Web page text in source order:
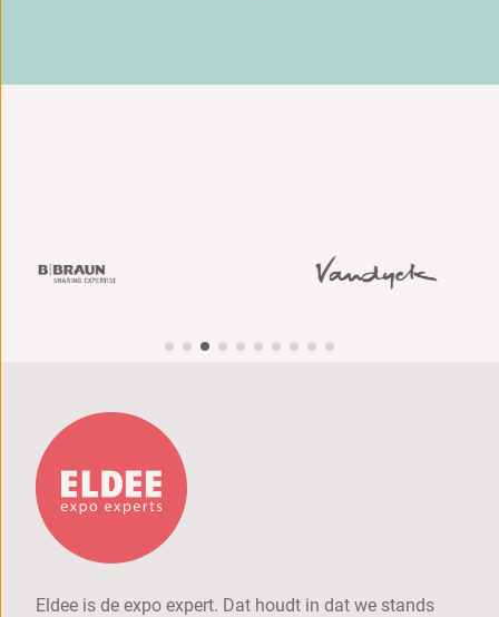
Eldee is de expo expert. Dat houdt in dat we stands